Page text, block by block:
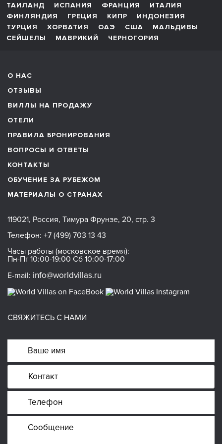
ТАИЛАНД ИСПАНИЯ ФРАНЦИЯ
ИТАЛИЯ
ФИНЛЯНДИЯ
ГРЕЦИЯ КИПР
ИНДОНЕЗИЯ
ТУРЦИЯ
ХОРВАТИЯ ОАЭ США
МАЛЬДИВЫ
СЕЙШЕЛЫ
МАВРИКИЙ ЧЕРНОГОРИЯ
О НАС
ОТЗЫВЫ
ВИЛЛЫ НА ПРОДАЖУ
ОТЕЛИ
ПРАВИЛА БРОНИРОВАНИЯ
ВОПРОСЫ И ОТВЕТЫ
КОНТАКТЫ
ОБУЧЕНИЕ ЗА РУБЕЖОМ
МАТЕРИАЛЫ О СТРАНАХ
119021, Россия, Тимура Фрунзе, 20, стр. 3
Телефон: +7 (499) 703 13 43
Часы работы (московское время):
Пн-Пт 10:00-19:00 Сб 10:00-17:00
E-mail: info@worldvillas.ru
СВЯЖИТЕСЬ С НАМИ